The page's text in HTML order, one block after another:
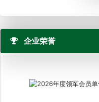
企业荣誉